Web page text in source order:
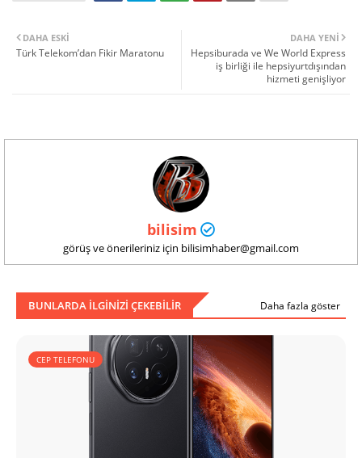
DAHA YENI
Hepsiburada ve We World Express
iş birliği ile hepsiyurtdışından
hizmeti genişliyor
DAHA ESKI
Türk Telekom’dan Fikir Maratonu
bilisim
görüş ve önerileriniz için bilisimhaber@gmail.com
BUNLARDA ILGINIZI ÇEKEBILIR Daha fazla göster
CEP TELEFONU